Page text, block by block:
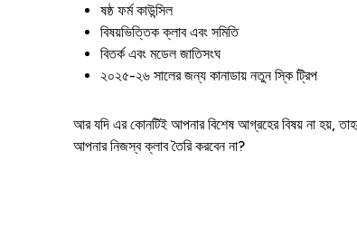
ষষ্ঠ ফর্ম কাউন্সিল
বিষয়ভিত্তিক ক্লাব এবং সমিতি
বিতর্ক এবং মডেল জাতিসংঘ
২০২৫-২৬ সালের জন্য কানাডায় নতুন স্কি ট্রিপ
আর যদি এর কোনটিই আপনার বিশেষ আগ্রহের বিষয় না হয়,
আপনার নিজস্ব ক্লাব তৈরি করবেন না?